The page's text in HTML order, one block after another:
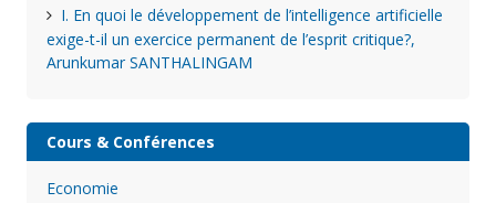
I. En quoi le développement de l’intelligence artificielle
exige-t-il un exercice permanent de l’esprit critique?,
Arunkumar SANTHALINGAM
Cours & Conférences
Economie